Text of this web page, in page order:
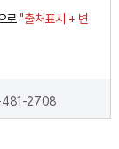
로"출처표시 + 변
2708